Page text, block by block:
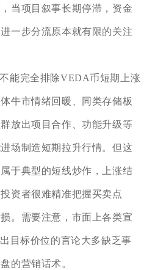
当项目叙事长期停滞，资金
一步分流原本就有限的关注
能完全排除VEDA币短期上涨
牛市情绪回暖、同类存储板
放出项目合作、功能升级等
场制造短期拉升行情。但这
于典型的短线炒作，上涨结
资者很难精准把握买卖点
。需要注意，市面上各类宣
目标价位的言论大多缺乏事
的营销话术。